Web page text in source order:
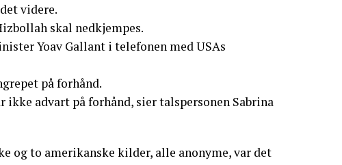
videre.
skal nedkjempes.
Yoav Gallant i telefonen med USAs
på forhånd.
advart på forhånd, sier talspersonen Sabrina
og to amerikanske kilder, alle anonyme, var det